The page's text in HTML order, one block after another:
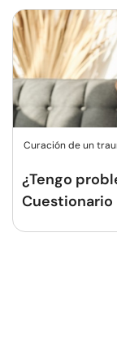
Curación de un
¿Tengo
Cuestionario